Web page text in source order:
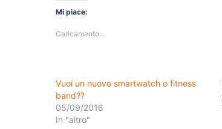
Mi piace:
Caricamento...
Vuoi un nuovo smartwatch o fitness
band??
05/09/2016
In "altro"